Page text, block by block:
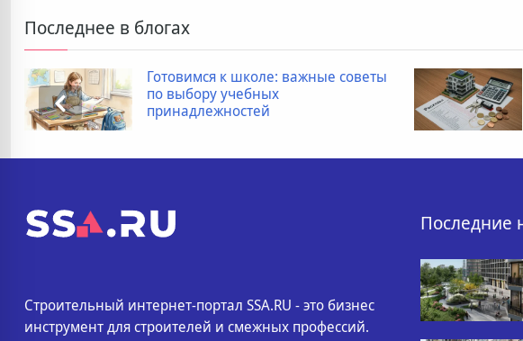
Последнее в блогах
Готовимся к школе: важные советы
по выбору учебных
принадлежностей
Строительный интернет-портал SSA.RU - это бизнес
инструмент для строителей и смежных профессий.
Последние